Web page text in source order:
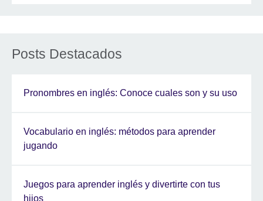
Posts Destacados
Pronombres en inglés: Conoce cuales son y su uso
Vocabulario en inglés: métodos para aprender
jugando
Juegos para aprender inglés y divertirte con tus
hijos